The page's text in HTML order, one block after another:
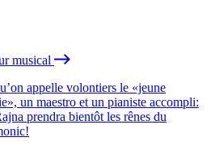
musical
appelle volontiers le «jeune
un maestro et un pianiste accompli:
prendra bientôt les rênes du